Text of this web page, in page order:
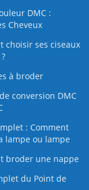
DMC :
Cheveux
choisir ses ciseaux
à broder
conversion DMC
: Comment
lampe ou lampe
broder une nappe
du Point de